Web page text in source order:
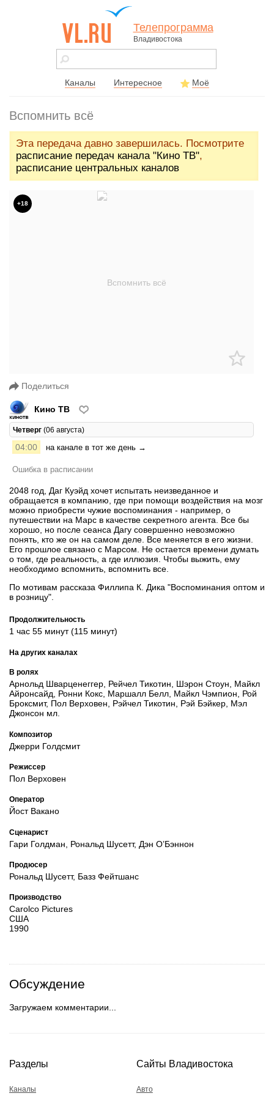
vl.ru - сайт
города
Телепрограмма
Владивостока
Каналы Интересное Моё
Вспомнить всё
Эта передача давно завершилась. Посмотрите
расписание передач канала "Кино ТВ",
расписание центральных каналов
+18
Поделиться
Кино ТВ
Четверг (06 августа)
04:00 на канале в тот же день →
Ошибка в расписании
2048 год, Даг Куэйд хочет испытать неизведанное и
обращается в компанию, где при помощи воздействия на мозг
можно приобрести чужие воспоминания - например, о
путешествии на Марс в качестве секретного агента. Все бы
хорошо, но после сеанса Дагу совершенно невозможно
понять, кто же он на самом деле. Все меняется в его жизни.
Его прошлое связано с Марсом. Не остается времени думать
о том, где реальность, а где иллюзия. Чтобы выжить, ему
необходимо вспомнить, вспомнить все.
По мотивам рассказа Филлипа К. Дика "Воспоминания оптом и
в розницу".
Продолжительность
1 час 55 минут (115 минут)
На других каналах
В ролях
Арнольд Шварценеггер, Рейчел Тикотин, Шэрон Стоун, Майкл
Айронсайд, Ронни Кокс, Маршалл Белл, Майкл Чэмпион, Рой
Броксмит, Пол Верховен, Рэйчел Тикотин, Рэй Бэйкер, Мэл
Джонсон мл.
Композитор
Джерри Голдсмит
Режиссер
Пол Верховен
Оператор
Йост Вакано
Сценарист
Гари Голдман, Рональд Шусетт, Дэн О’Бэннон
Продюсер
Рональд Шусетт, Базз Фейтшанс
Производство
Carolco Pictures
США
1990
Обсуждение
Загружаем комментарии...
Разделы
Каналы
Сайты Владивостока
Авто